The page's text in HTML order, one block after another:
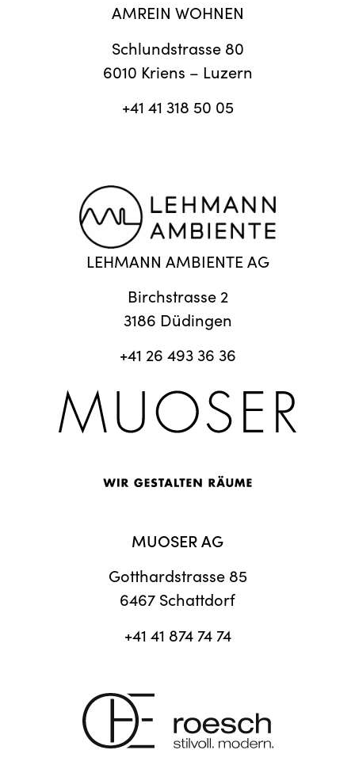
AMREIN WOHNEN
Schlundstrasse 80
6010 Kriens – Luzern
+41 41 318 50 05
LEHMANN AMBIENTE AG
Birchstrasse 2
3186 Düdingen
+41 26 493 36 36
MUOSER AG
Gotthardstrasse 85
6467 Schattdorf
+41 41 874 74 74